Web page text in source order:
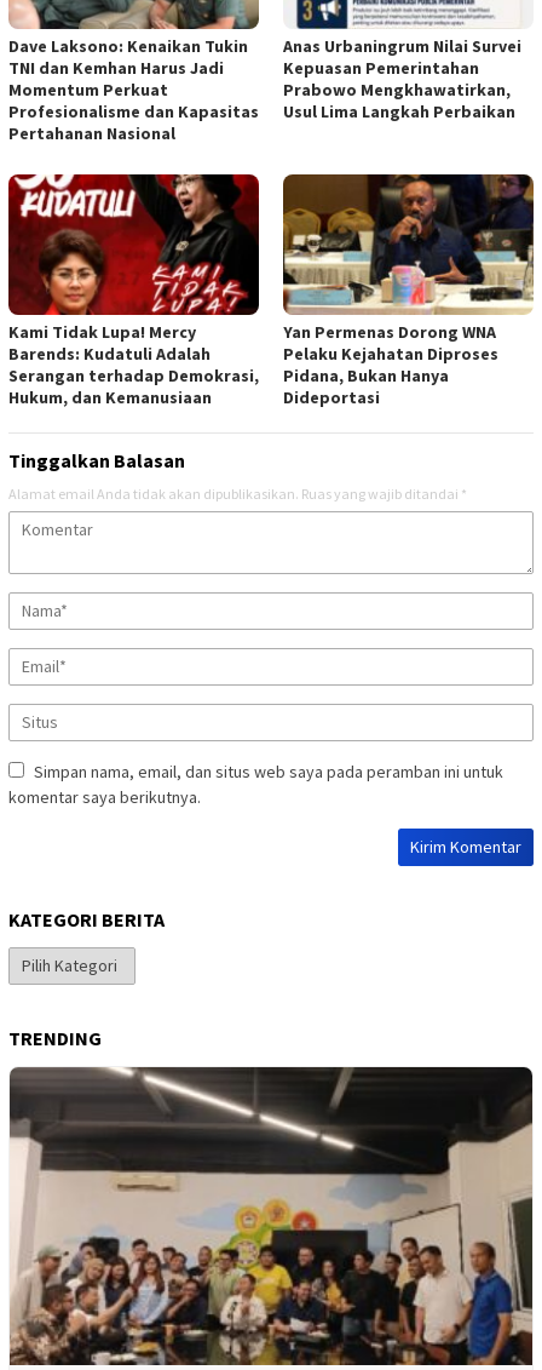
Dave Laksono: Kenaikan Tukin
TNI dan Kemhan Harus Jadi
Momentum Perkuat
Profesionalisme dan Kapasitas
Pertahanan Nasional
Anas Urbaningrum Nilai Survei
Kepuasan Pemerintahan
Prabowo Mengkhawatirkan,
Usul Lima Langkah Perbaikan
Kami Tidak Lupa! Mercy
Barends: Kudatuli Adalah
Serangan terhadap Demokrasi,
Hukum, dan Kemanusiaan
Yan Permenas Dorong WNA
Pelaku Kejahatan Diproses
Pidana, Bukan Hanya
Dideportasi
Tinggalkan Balasan
Alamat email Anda tidak akan dipublikasikan. Ruas yang wajib ditandai *
Simpan nama, email, dan situs web saya pada peramban ini untuk
komentar saya berikutnya.
KATEGORI BERITA
Kategori
Berita
TRENDING